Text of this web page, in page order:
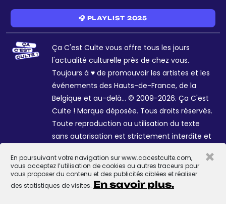
En poursuivant votre navigation sur www.cacestculte.com,
vous acceptez l’utilisation de cookies ou autres traceurs pour
vous proposer du contenu et des publicités ciblées et réaliser
des statistiques de visites. En savoir plus.
×
🎧 PLAYLIST 2025
Ça C'est Culte vous offre tous les jours
l'actualité culturelle près de chez vous.
Toujours à ♥ de promouvoir les artistes et les
événements des Hauts-de-France, de la
Belgique et au-delà... © 2009-2026. Ça C'est
Culte ! Marque déposée. Tous droits réservés.
Toute reproduction ou utilisation du texte
sans autorisation est strictement interdite et
Sophie R. et Céline Galant.